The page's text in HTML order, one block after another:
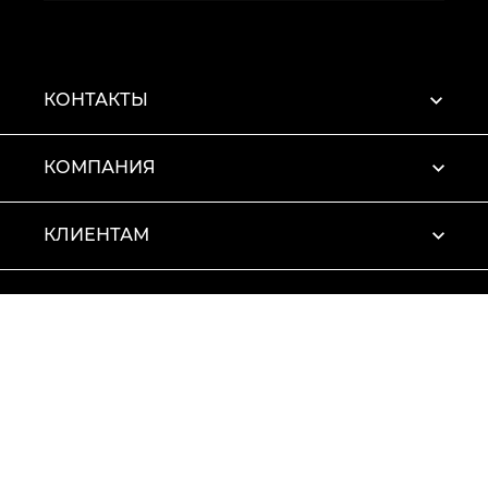
КОНТАКТЫ
КОМПАНИЯ
КЛИЕНТАМ